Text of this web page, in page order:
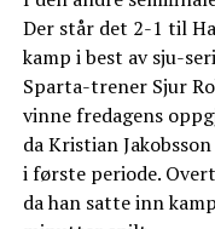
Der står det 2-1 til
kamp i best av sju-
Sparta-trener Sjur
vinne fredagens
da Kristian
i første periode.
da han satte inn